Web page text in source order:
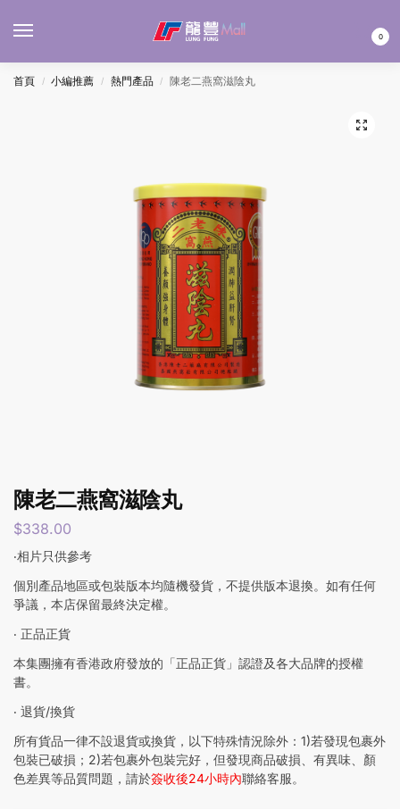
0
首頁 / 小編推薦 / 熱門產品 / 陳老二燕窩滋陰丸
陳老二燕窩滋陰丸
$338.00
‧相片只供參考
個別產品地區或包裝版本均隨機發貨，不提供版本退換。如有任何
爭議，本店保留最終決定權。
‧ 正品正貨
本集團擁有香港政府發放的「正品正貨」認證及各大品牌的授權
書。
‧ 退貨/換貨
所有貨品一律不設退貨或換貨，以下特殊情況除外：1)若發現包裹外
包裝已破損；2)若包裹外包裝完好，但發現商品破損、有異味、顏
色差異等品質問題，請於簽收後24小時內聯絡客服。